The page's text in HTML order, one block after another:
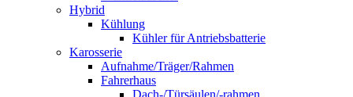
Hybrid
Kühlung
Kühler für Antriebsbatterie
Karosserie
Aufnahme/Träger/Rahmen
Fahrerhaus
Dach-/Türsäulen/-rahmen